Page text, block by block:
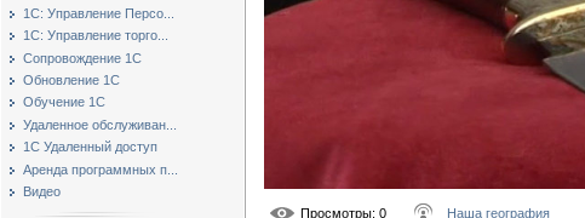
1С: Управление Персо...
1С: Управление торго...
Сопровождение 1С
Обновление 1С
Обучение 1С
Удаленное обслуживан...
1С Удаленный доступ
Аренда программных п...
Видео
Просмотры: 0 Наша география